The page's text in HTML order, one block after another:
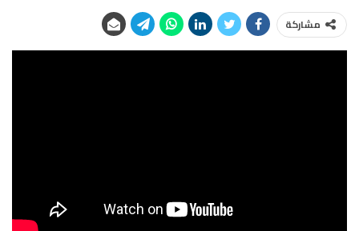
مشاركة